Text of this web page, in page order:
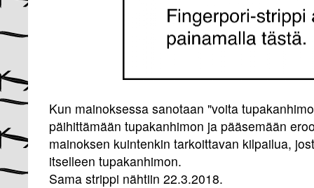
Kun mainoksessa sanotaan "voita
päihittämään tupakanhimon ja pääsemään
mainoksen kuintenkin tarkoittavan kilpailua,
itselleen tupakanhimon.
Sama strippi nähtiin 22.3.2018.